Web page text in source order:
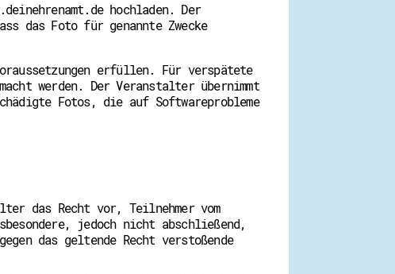
hochladen. Der
das Foto für genannte Zwecke
erfüllen. Für verspätete
werden. Der Veranstalter übernimmt
Fotos, die auf Softwareprobleme
das Recht vor, Teilnehmer vom
jedoch nicht abschließend,
das geltende Recht verstoßende